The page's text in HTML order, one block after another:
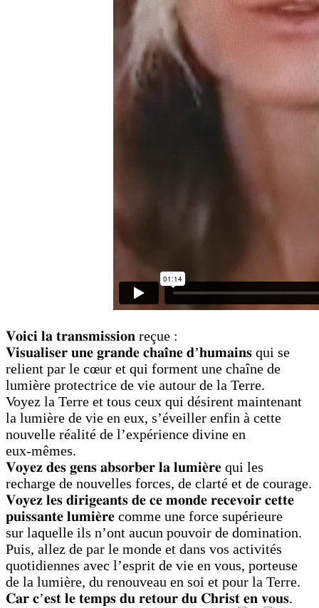
𝐕𝐨𝐢𝐜𝐢 𝐥𝐚 𝐭𝐫𝐚𝐧𝐬𝐦𝐢𝐬𝐬𝐢𝐨𝐧 reçue :
𝐕𝐢𝐬𝐮𝐚𝐥𝐢𝐬𝐞𝐫 𝐮𝐧𝐞 𝐠𝐫𝐚𝐧𝐝𝐞 𝐜𝐡𝐚𝐢̂𝐧𝐞 𝐝’𝐡𝐮𝐦𝐚𝐢𝐧𝐬 qui se
relient par le cœur et qui forment une chaîne de
lumière protectrice de vie autour de la Terre.
Voyez la Terre et tous ceux qui désirent maintenant
la lumière de vie en eux, s’éveiller enfin à cette
nouvelle réalité de l’expérience divine en
eux-mêmes.
𝐕𝐨𝐲𝐞𝐳 𝐝𝐞𝐬 𝐠𝐞𝐧𝐬 𝐚𝐛𝐬𝐨𝐫𝐛𝐞𝐫 𝐥𝐚 𝐥𝐮𝐦𝐢𝐞̀𝐫𝐞 qui les
recharge de nouvelles forces, de clarté et de courage.
𝐕𝐨𝐲𝐞𝐳 𝐥𝐞𝐬 𝐝𝐢𝐫𝐢𝐠𝐞𝐚𝐧𝐭𝐬 𝐝𝐞 𝐜𝐞 𝐦𝐨𝐧𝐝𝐞 𝐫𝐞𝐜𝐞𝐯𝐨𝐢𝐫 𝐜𝐞𝐭𝐭𝐞
𝐩𝐮𝐢𝐬𝐬𝐚𝐧𝐭𝐞 𝐥𝐮𝐦𝐢𝐞̀𝐫𝐞 comme une force supérieure
sur laquelle ils n’ont aucun pouvoir de domination.
Puis, allez de par le monde et dans vos activités
quotidiennes avec l’esprit de vie en vous, porteuse
de la lumière, du renouveau en soi et pour la Terre.
𝐂𝐚𝐫 𝐜’𝐞𝐬𝐭 𝐥𝐞 𝐭𝐞𝐦𝐩𝐬 𝐝𝐮 𝐫𝐞𝐭𝐨𝐮𝐫 𝐝𝐮 𝐂𝐡𝐫𝐢𝐬𝐭 𝐞𝐧 𝐯𝐨𝐮𝐬.